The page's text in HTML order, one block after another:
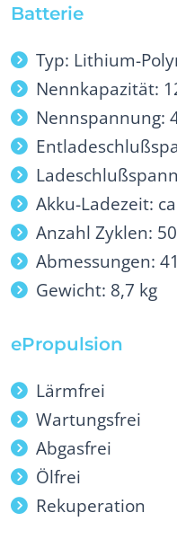
Batterie
Typ: Lithium-
Nennkapazität:
Nennspannung:
Akku-Ladezeit:
Anzahl Zyklen:
Abmessungen:
Gewicht: 8,7 kg
ePropulsion
Lärmfrei
Wartungsfrei
Abgasfrei
Ölfrei
Rekuperation